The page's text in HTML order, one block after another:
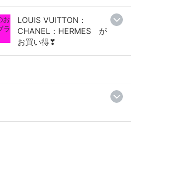
お
ラ
LOUIS VUITTON：
CHANEL：HERMES が
お買い得❣